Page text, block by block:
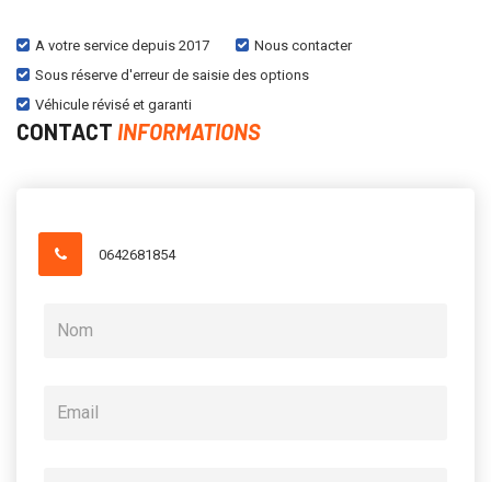
A votre service depuis 2017
Nous contacter
Sous réserve d'erreur de saisie des options
Véhicule révisé et garanti
CONTACT INFORMATIONS
0642681854